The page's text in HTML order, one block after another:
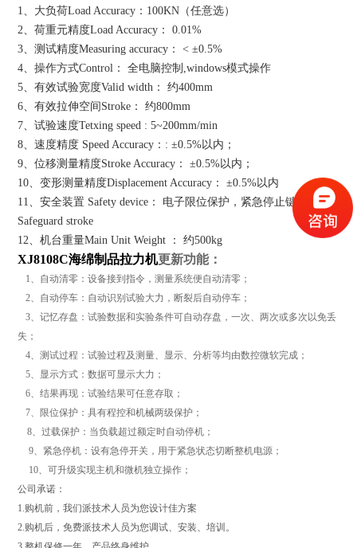
1、大负荷Load Accuracy：100KN（任意选）
2、荷重元精度Load Accuracy： 0.01%
3、测试精度Measuring accuracy： < ±0.5%
4、操作方式Control： 全电脑控制,windows模式操作
5、有效试验宽度Valid width： 约400mm
6、有效拉伸空间Stroke： 约800mm
7、试验速度Tetxing speed : 5~200mm/min
8、速度精度 Speed Accuracy：: ±0.5%以内；
9、位移测量精度Stroke Accuracy： ±0.5%以内；
10、变形测量精度Displacement Accuracy： ±0.5%以内
11、安全装置 Safety device： 电子限位保护，紧急停止键
Safeguard stroke
12、机台重量Main Unit Weight ： 约500kg
XJ8108C海绵制品拉力机更新功能：
1、自动清零：设备接到指令，测量系统便自动清零；
2、自动停车：自动识别试验大力，断裂后自动停车；
3、记忆存盘：试验数据和实验条件可自动存盘，一次、两次或多次以免丢
失；
4、测试过程：试验过程及测量、显示、分析等均由数控微软完成；
5、显示方式：数据可显示大力；
6、结果再现：试验结果可任意存取；
7、限位保护：具有程控和机械两级保护；
8、过载保护：当负载超过额定时自动停机；
9、紧急停机：设有急停开关，用于紧急状态切断整机电源；
10、可升级实现主机和微机独立操作；
公司承诺：
1.购机前，我们派技术人员为您设计佳方案
2.购机后，免费派技术人员为您调试、安装、培训。